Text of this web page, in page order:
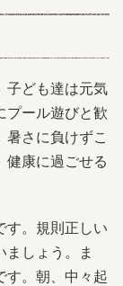
子ども達は元気
プール遊びと歓
暑さに負けずこ
健康に過ごせる
す。規則正しい
しょう。ま
す。朝、中々起